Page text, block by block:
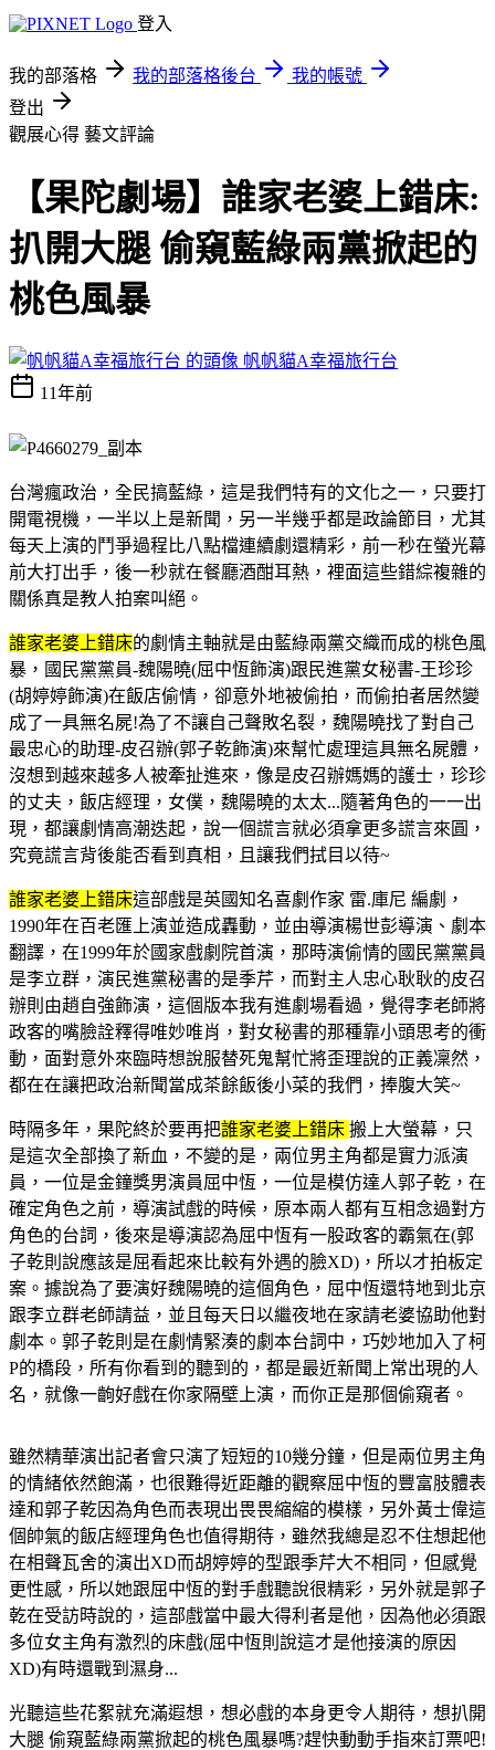
登入
我的部落格 我的部落格後台
我的帳號
登出
觀展心得 藝文評論
【果陀劇場】誰家老婆上錯床:
扒開大腿 偷窺藍綠兩黨掀起的
桃色風暴
帆帆貓A幸福旅行台
11年前
台灣瘋政治，全民搞藍綠，這是我們特有的文化之一，只要打
開電視機，一半以上是新聞，另一半幾乎都是政論節目，尤其
每天上演的鬥爭過程比八點檔連續劇還精彩，前一秒在螢光幕
前大打出手，後一秒就在餐廳酒酣耳熱，裡面這些錯綜複雜的
關係真是教人拍案叫絕。
誰家老婆上錯床的劇情主軸就是由藍綠兩黨交織而成的桃色風
暴，國民黨黨員-魏陽曉(屈中恆飾演)跟民進黨女秘書-王珍珍
(胡婷婷飾演)在飯店偷情，卻意外地被偷拍，而偷拍者居然變
成了一具無名屍!為了不讓自己聲敗名裂，魏陽曉找了對自己
最忠心的助理-皮召辦(郭子乾飾演)來幫忙處理這具無名屍體，
沒想到越來越多人被牽扯進來，像是皮召辦媽媽的護士，珍珍
的丈夫，飯店經理，女僕，魏陽曉的太太...隨著角色的一一出
現，都讓劇情高潮迭起，說一個謊言就必須拿更多謊言來圓，
究竟謊言背後能否看到真相，且讓我們拭目以待~
誰家老婆上錯床這部戲是英國知名喜劇作家 雷.庫尼 編劇，
1990年在百老匯上演並造成轟動，並由導演楊世彭導演、劇本
翻譯，在1999年於國家戲劇院首演，那時演偷情的國民黨黨員
是李立群，演民進黨秘書的是季芹，而對主人忠心耿耿的皮召
辦則由趙自強飾演，這個版本我有進劇場看過，覺得李老師將
政客的嘴臉詮釋得唯妙唯肖，對女秘書的那種靠小頭思考的衝
動，面對意外來臨時想說服替死鬼幫忙將歪理說的正義凜然，
都在在讓把政治新聞當成茶餘飯後小菜的我們，捧腹大笑~
時隔多年，果陀終於要再把誰家老婆上錯床 搬上大螢幕，只
是這次全部換了新血，不變的是，兩位男主角都是實力派演
員，一位是金鐘獎男演員屈中恆，一位是模仿達人郭子乾，在
確定角色之前，導演試戲的時候，原本兩人都有互相念過對方
角色的台詞，後來是導演認為屈中恆有一股政客的霸氣在(郭
子乾則說應該是屈看起來比較有外遇的臉XD)，所以才拍板定
案。據說為了要演好魏陽曉的這個角色，屈中恆還特地到北京
跟李立群老師請益，並且每天日以繼夜地在家請老婆協助他對
劇本。郭子乾則是在劇情緊湊的劇本台詞中，巧妙地加入了柯
P的橋段，所有你看到的聽到的，都是最近新聞上常出現的人
名，就像一齣好戲在你家隔壁上演，而你正是那個偷窺者。
雖然精華演出記者會只演了短短的10幾分鐘，但是兩位男主角
的情緒依然飽滿，也很難得近距離的觀察屈中恆的豐富肢體表
達和郭子乾因為角色而表現出畏畏縮縮的模樣，另外黃士偉這
個帥氣的飯店經理角色也值得期待，雖然我總是忍不住想起他
在相聲瓦舍的演出XD而胡婷婷的型跟季芹大不相同，但感覺
更性感，所以她跟屈中恆的對手戲聽說很精彩，另外就是郭子
乾在受訪時說的，這部戲當中最大得利者是他，因為他必須跟
多位女主角有激烈的床戲(屈中恆則說這才是他接演的原因
XD)有時還戰到濕身...
光聽這些花絮就充滿遐想，想必戲的本身更令人期待，想扒開
大腿 偷窺藍綠兩黨掀起的桃色風暴嗎?趕快動動手指來訂票吧!